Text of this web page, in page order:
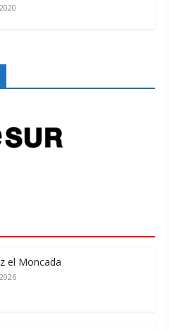
el Moncada